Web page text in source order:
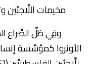
مخيمات اللَّاجئين
وفِي ظلِّ الصِّراع
الأونروا كمؤسَّسة